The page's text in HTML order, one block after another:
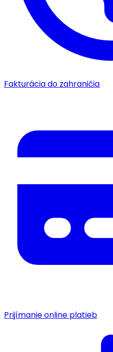
Fakturácia do zahraničia
Prijímanie online platieb